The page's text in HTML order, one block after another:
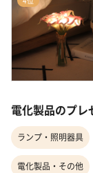
電化製品のプ
ランプ・照明器具
電化製品・その他